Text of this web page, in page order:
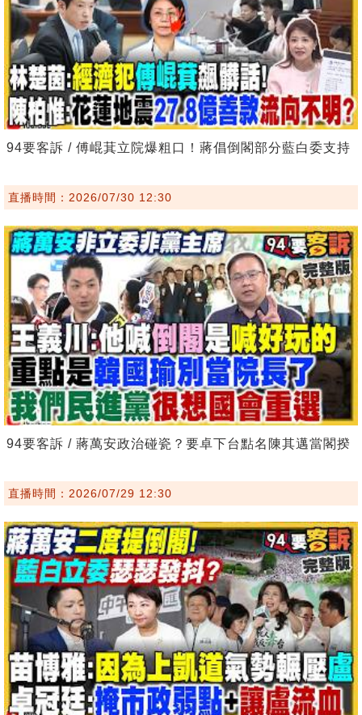
94要客訴 / 傅崐萁立院爆粗口！蔣倡倒閣部分藍白委支持
直播時間：2026/07/30 12:30
94要客訴 / 蔣萬安政治碰瓷？要卓下台點名陳其邁當閣揆
直播時間：2026/07/29 12:30